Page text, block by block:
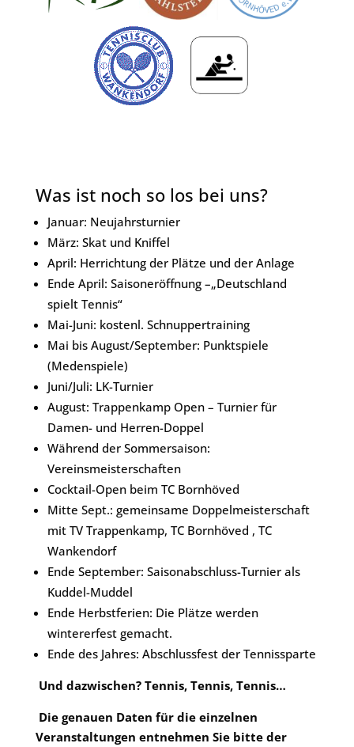
Was ist noch so los bei uns?
Januar: Neujahrsturnier
März: Skat und Kniffel
April: Herrichtung der Plätze und der Anlage
Ende April: Saisoneröffnung –„Deutschland
spielt Tennis“
Mai-Juni: kostenl. Schnuppertraining
Mai bis August/September: Punktspiele
(Medenspiele)
Juni/Juli: LK-Turnier
August: Trappenkamp Open – Turnier für
Damen- und Herren-Doppel
Während der Sommersaison:
Vereinsmeisterschaften
Cocktail-Open beim TC Bornhöved
Mitte Sept.: gemeinsame Doppelmeisterschaft
mit TV Trappenkamp, TC Bornhöved , TC
Wankendorf
Ende September: Saisonabschluss-Turnier als
Kuddel-Muddel
Ende Herbstferien: Die Plätze werden
wintererfest gemacht.
Ende des Jahres: Abschlussfest der Tennissparte
Und dazwischen? Tennis, Tennis, Tennis…
Die genauen Daten für die einzelnen
Veranstaltungen entnehmen Sie bitte der